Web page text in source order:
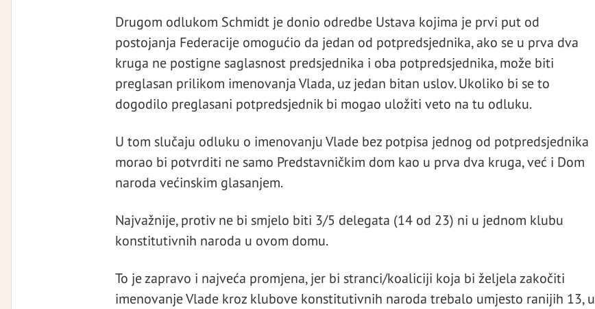
Drugom odlukom Schmidt je donio odredbe Ustava kojima je prvi put od
postojanja Federacije omogućio da jedan od potpredsjednika, ako se u prva dva
kruga ne postigne saglasnost predsjednika i oba potpredsjednika, može biti
preglasan prilikom imenovanja Vlada, uz jedan bitan uslov. Ukoliko bi se to
dogodilo preglasani potpredsjednik bi mogao uložiti veto na tu odluku.
U tom slučaju odluku o imenovanju Vlade bez potpisa jednog od potpredsjednika
morao bi potvrditi ne samo Predstavničkim dom kao u prva dva kruga, već i Dom
naroda većinskim glasanjem.
Najvažnije, protiv ne bi smjelo biti 3/5 delegata (14 od 23) ni u jednom klubu
konstitutivnih naroda u ovom domu.
To je zapravo i najveća promjena, jer bi stranci/koaliciji koja bi željela zakočiti
imenovanje Vlade kroz klubove konstitutivnih naroda trebalo umjesto ranijih 13, u